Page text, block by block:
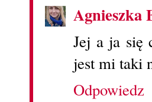
Agnieszka
Jej a ja się
jest mi taki
Odpowiedz